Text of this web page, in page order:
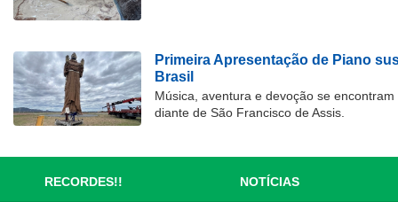
Primeira Apresentação de Piano
Brasil
Música, aventura e devoção se
diante de São Francisco de Assis.
RECORDES!! NOTÍCIAS